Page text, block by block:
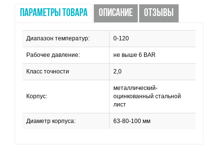
ПАРАМЕТРЫ ТОВАРА ОПИСАНИЕ ОТЗЫВЫ
Диапазон температур: 0-120
Рабочее давление: не выше 6 BAR
Класс точности 2,0
Корпус:
металлический-
оцинкованный стальной
лист
Диаметр корпуса: 63-80-100 мм